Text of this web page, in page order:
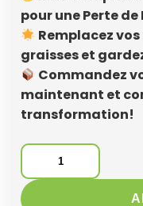
pour une Perte
Remplacez
graisses et
Commandez
maintenant et
transformation!
MRT
COMPLEX
quantity